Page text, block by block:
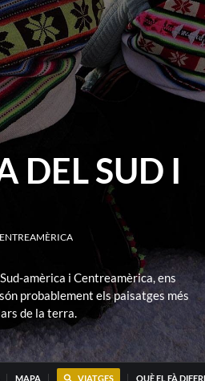
DEL SUD I
amèrica i Centreamèrica, ens
probablement els paisatges més
de la terra.
MAPA VIATGES QUÈ EL FÀ